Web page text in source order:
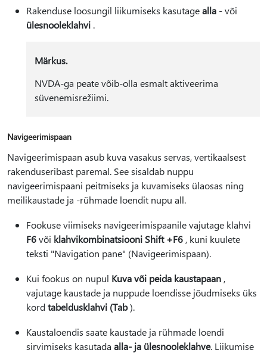
Rakenduse loosungil liikumiseks kasutagealla - või
ülesnooleklahvi .
Märkus.
NVDA-ga peate võib-olla esmalt aktiveerima
süvenemisrežiimi.
Navigeerimispaan
Navigeerimispaan asub kuva vasakus servas, vertikaalsest
rakenduseribast paremal. See sisaldab nuppu
navigeerimispaani peitmiseks ja kuvamiseks ülaosas ning
meilikaustade ja -rühmade loendit nupu all.
Fookuse viimiseks navigeerimispaanile vajutage klahvi
F6või klahvikombinatsiooni Shift +F6 , kuni kuulete
teksti "Navigation pane" (Navigeerimispaan).
Kui fookus on nupul Kuva või peida kaustapaan ,
vajutage kaustade ja nuppude loendisse jõudmiseks üks
kordtabeldusklahvi (Tab).
Kaustaloendis saate kaustade ja rühmade loendi
sirvimiseks kasutada alla- ja ülesnooleklahve. Liikumise